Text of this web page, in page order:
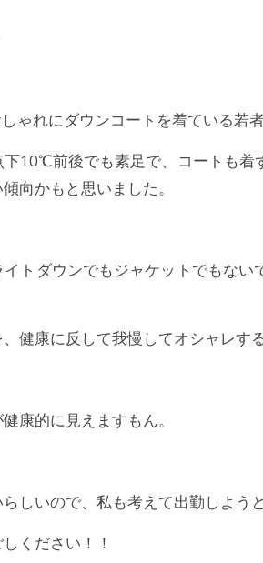
ゃれにダウンコートを着ている若
10℃前後でも素足で、コートも着
向かもと思いました。
トダウンでもジャケットでもな
健康に反して我慢してオシャレす
康的に見えますもん。
しいので、私も考えて出勤しよう
ください！！